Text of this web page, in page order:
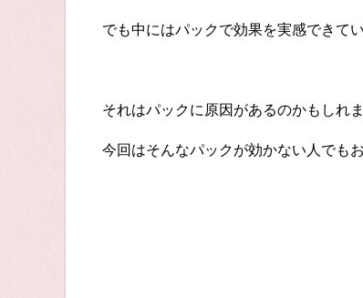
でも中にはパックで効果を実感できて
それはパックに原因があるのかもしれま
今回はそんなパックが効かない人でも